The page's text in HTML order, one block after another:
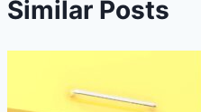
Similar Posts